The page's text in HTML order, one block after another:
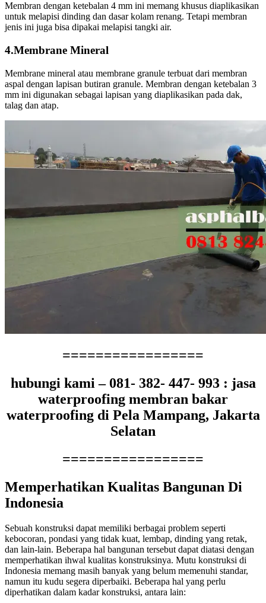
Membran dengan ketebalan 4 mm ini memang khusus diaplikasikan
untuk melapisi dinding dan dasar kolam renang. Tetapi membran
jenis ini juga bisa dipakai melapisi tangki air.
4.Membrane Mineral
Membrane mineral atau membrane granule terbuat dari membran
aspal dengan lapisan butiran granule. Membran dengan ketebalan 3
mm ini digunakan sebagai lapisan yang diaplikasikan pada dak,
talag dan atap.
=================
hubungi kami – 081- 382- 447- 993 : jasa
waterproofing membran bakar
waterproofing di Pela Mampang, Jakarta
Selatan
=================
Memperhatikan Kualitas Bangunan Di
Indonesia
Sebuah konstruksi dapat memiliki berbagai problem seperti
kebocoran, pondasi yang tidak kuat, lembap, dinding yang retak,
dan lain-lain. Beberapa hal bangunan tersebut dapat diatasi dengan
memperhatikan ihwal kualitas konstruksinya. Mutu konstruksi di
Indonesia memang masih banyak yang belum memenuhi standar,
namun itu kudu segera diperbaiki. Beberapa hal yang perlu
diperhatikan dalam kadar konstruksi, antara lain: